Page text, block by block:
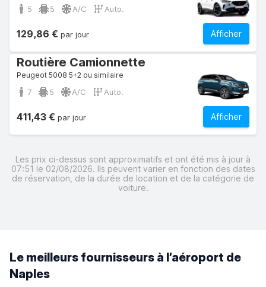
5 5 A/C Auto.
Afficher
129,86 € par jour
Routière Camionnette
Peugeot 5008 5+2 ou similaire
7 5 A/C Auto.
Afficher
411,43 € par jour
Les prix ci-dessus sont approximatifs et ont été mis à jour à
07:51 le 02/08/2026. Ils peuvent varier en fonction des dates
de réservation, de la durée de location et de la catégorie de
voiture.
Le meilleurs fournisseurs à l’aéroport de
Naples